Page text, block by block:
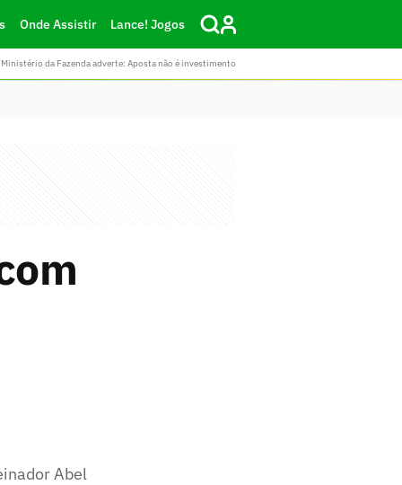
Onde Assistir Lance! Jogos
da Fazenda adverte: Aposta não é investimento
Abel